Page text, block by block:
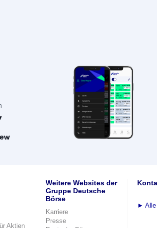
Aktien
Weitere Websites der
Gruppe Deutsche
Börse
Karriere
Presse
►